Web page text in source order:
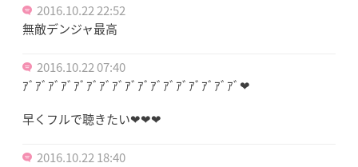
2016.10.22 22:52
無敵デンジャ最高
2016.10.22 07:40
ｱﾞｱﾞｱﾞｱﾞｱﾞｱﾞｱﾞｱﾞｱﾞｱﾞｱﾞｱﾞｱﾞｱﾞｱﾞｱﾞｱﾞ❤
早くフルで聴きたい❤❤❤
2016.10.22 18:40